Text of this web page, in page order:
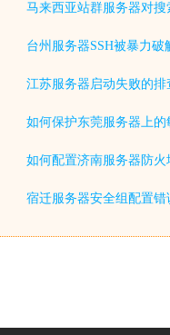
马来西亚站群服务器对搜
台州服务器SSH被暴力破
江苏服务器启动失败的排
如何保护东莞服务器上
如何配置济南服务器防火
宿迁服务器安全组配置错